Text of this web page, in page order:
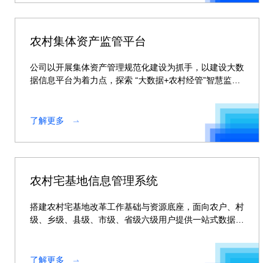
农村集体资产监管平台
公司以开展集体资产管理规范化建设为抓手，以建设大数
据信息平台为着力点，探索 “大数据+农村经管”智慧监管
了解更多
农村宅基地信息管理系统
搭建农村宅基地改革工作基础与资源底座，面向农户、村
级、乡级、县级、市级、省级六级用户提供一站式数据管
了解更多